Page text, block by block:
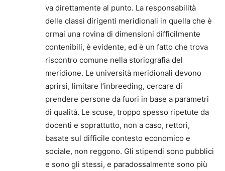
va direttamente al punto. La responsabilità
delle classi dirigenti meridionali in quella che è
ormai una rovina di dimensioni difficilmente
contenibili, è evidente, ed è un fatto che trova
riscontro comune nella storiografia del
meridione. Le università meridionali devono
aprirsi, limitare l’inbreeding, cercare di
prendere persone da fuori in base a parametri
di qualità. Le scuse, troppo spesso ripetute da
docenti e soprattutto, non a caso, rettori,
basate sul difficile contesto economico e
sociale, non reggono. Gli stipendi sono pubblici
e sono gli stessi, e paradossalmente sono più